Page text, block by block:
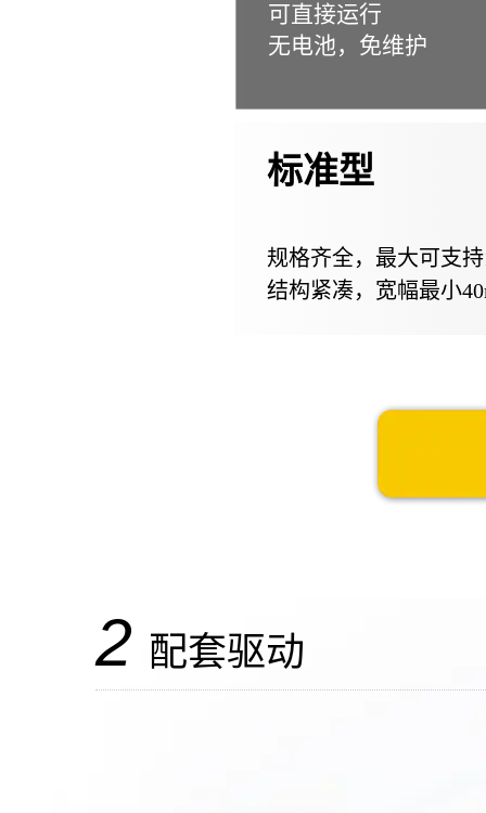
可直接运行
无电池，免维护
标准型
规格齐全，最大可支持
结构紧凑，宽幅最小
2 配套驱动